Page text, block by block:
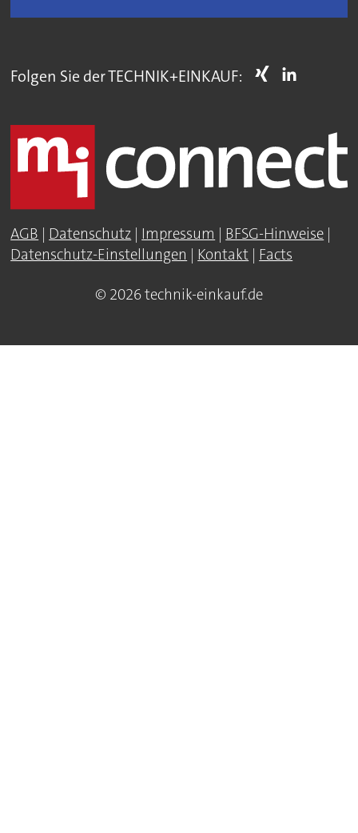
Folgen Sie der TECHNIK+EINKAUF:
AGB Datenschutz Impressum BFSG-Hinweise
Datenschutz-Einstellungen
Kontakt Facts
© 2026 technik-einkauf.de